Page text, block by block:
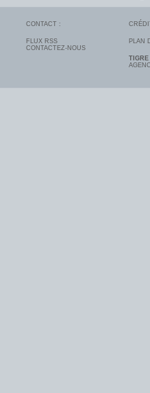
CONTACT :
FLUX RSS
CONTACTEZ-NOUS
PLAN